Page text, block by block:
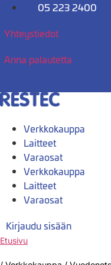
Mene
05 223 2400
Yhteystiedot
Anna palautetta
Verkkokauppa
Laitteet
Varaosat
Verkkokauppa
Laitteet
Varaosat
Kirjaudu sisään
Etusivu